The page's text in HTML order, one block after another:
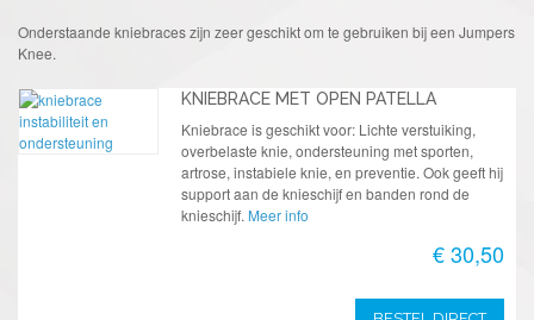
Onderstaande kniebraces zijn zeer geschikt om te gebruiken bij een Jumpers
Knee.
KNIEBRACE MET OPEN PATELLA
Kniebrace is geschikt voor: Lichte verstuiking,
overbelaste knie, ondersteuning met sporten,
artrose, instabiele knie, en preventie. Ook geeft hij
support aan de knieschijf en banden rond de
knieschijf. Meer info
€ 30,50